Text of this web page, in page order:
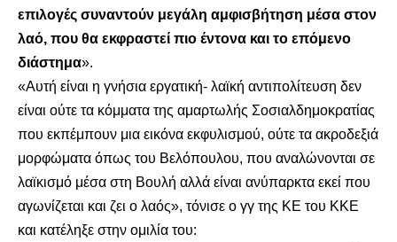
επιλογές συναντούν μεγάλη αμφισβήτηση μέσα στον
λαό, που θα εκφραστεί πιο έντονα και το επόμενο
διάστημα».
«Αυτή είναι η γνήσια εργατική- λαϊκή αντιπολίτευση δεν
είναι ούτε τα κόμματα της αμαρτωλής Σοσιαλδημοκρατίας
που εκπέμπουν μια εικόνα εκφυλισμού, ούτε τα ακροδεξιά
μορφώματα όπως του Βελόπουλου, που αναλώνονται σε
λαϊκισμό μέσα στη Βουλή αλλά είναι ανύπαρκτα εκεί που
αγωνίζεται και ζει ο λαός», τόνισε ο γγ της ΚΕ του ΚΚΕ
και κατέληξε στην ομιλία του: